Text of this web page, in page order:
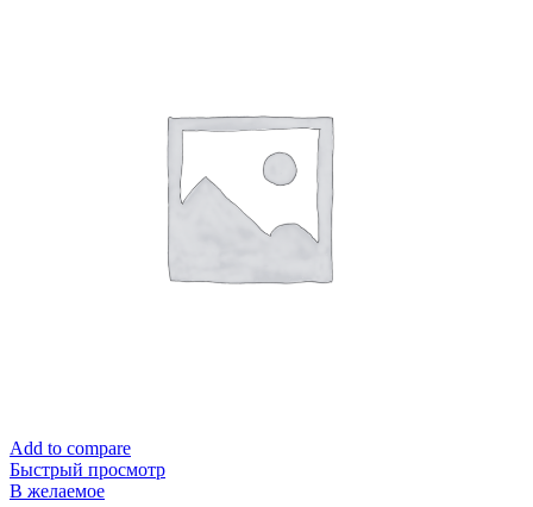
Add to compare
Быстрый просмотр
В желаемое